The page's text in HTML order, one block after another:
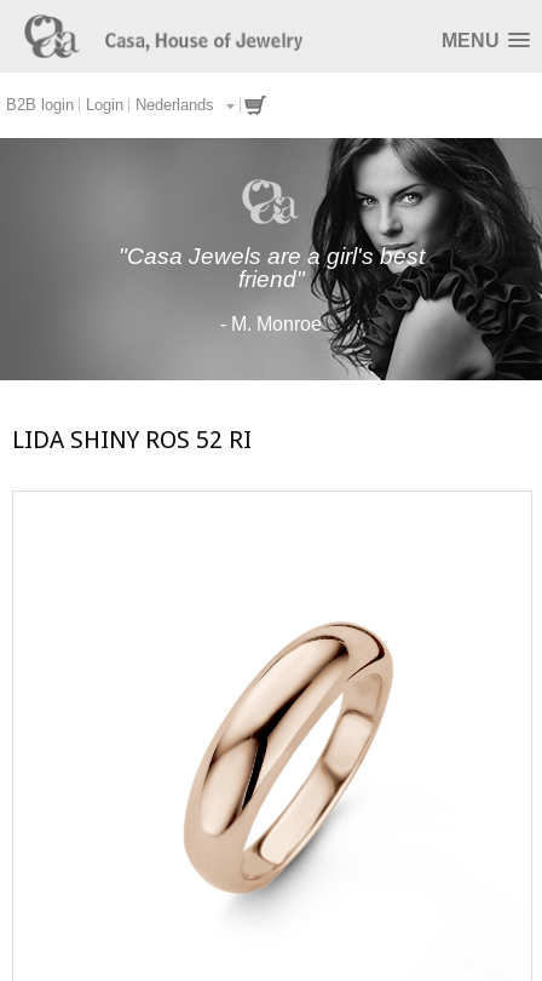
MENU
B2B login Login Nederlands
"Casa Jewels are a girl's best
friend"
- M. Monroe
LIDA SHINY ROS 52 RI